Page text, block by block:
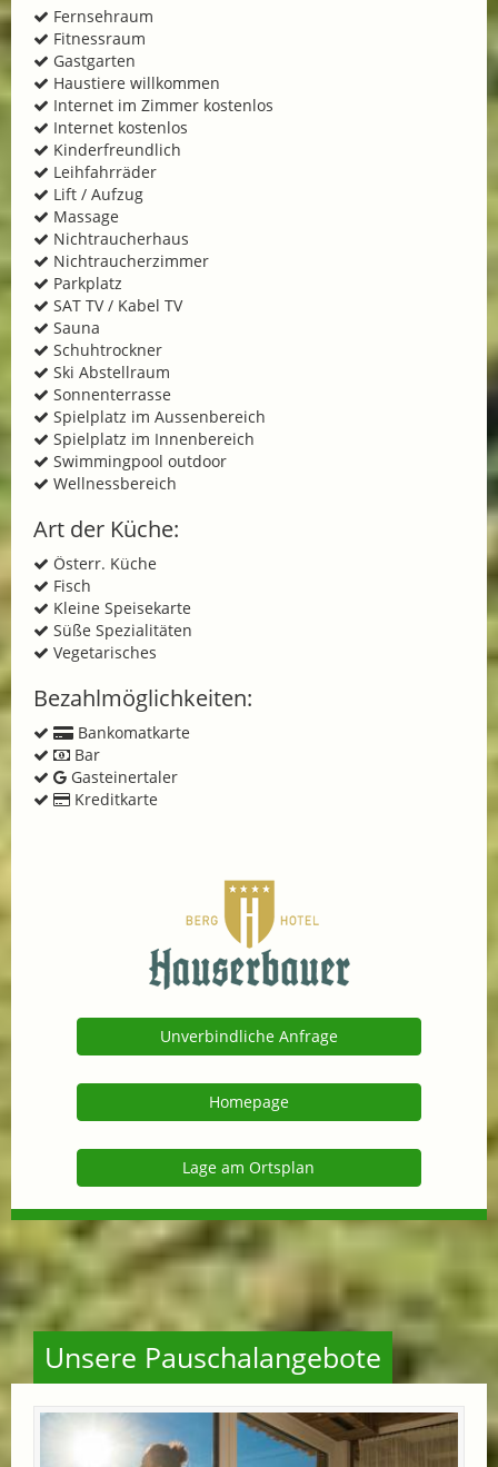
Fernsehraum
Fitnessraum
Gastgarten
Haustiere willkommen
Internet im Zimmer kostenlos
Internet kostenlos
Kinderfreundlich
Leihfahrräder
Lift / Aufzug
Massage
Nichtraucherhaus
Nichtraucherzimmer
Parkplatz
SAT TV / Kabel TV
Sauna
Schuhtrockner
Ski Abstellraum
Sonnenterrasse
Spielplatz im Aussenbereich
Spielplatz im Innenbereich
Swimmingpool outdoor
Wellnessbereich
Art der Küche:
Österr. Küche
Fisch
Kleine Speisekarte
Süße Spezialitäten
Vegetarisches
Bezahlmöglichkeiten:
Bankomatkarte
Bar
Gasteinertaler
Kreditkarte
Unverbindliche Anfrage
Homepage
Lage am Ortsplan
Unsere Pauschalangebote